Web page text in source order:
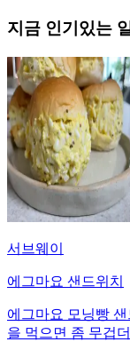
지금 인기있는
서브웨이
에그마요 샌드위치
에그마요 모닝빵
을 먹으면 좀 무겁